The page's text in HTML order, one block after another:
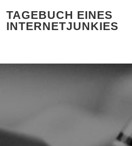
TAGEBUCH EINES
INTERNETJUNKIES